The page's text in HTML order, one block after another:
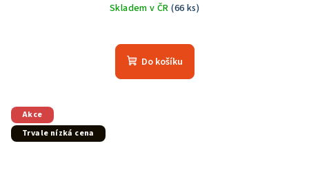
Skladem v ČR(66 ks)
hodnocení
produktu
Do košíku
Akce
Trvale nízká cena